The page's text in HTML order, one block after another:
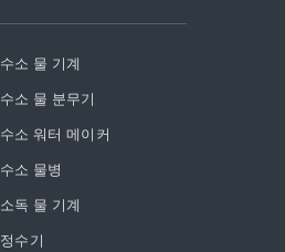
수소 물 기계
수소 물 분무기
수소 워터 메이커
수소 물병
소독 물 기계
정수기